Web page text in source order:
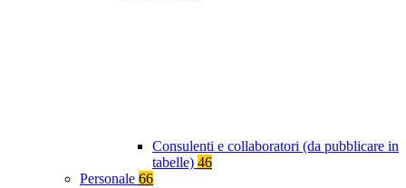
Consulenti e collaboratori (da pubblicare in
tabelle) 46
Personale 66